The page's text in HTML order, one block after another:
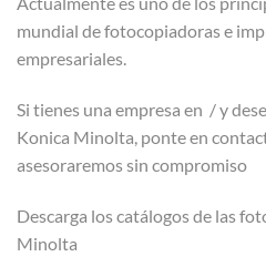
mundial de fotocopiadoras e
empresariales.
Si tienes una empresa en / y
Konica Minolta, ponte en
asesoraremos sin compromiso
Descarga los catálogos de las
Minolta